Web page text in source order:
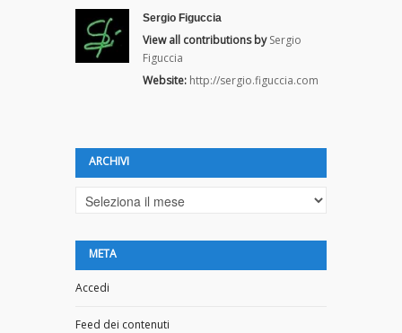
Sergio Figuccia
View all contributions by Sergio
Figuccia
Website: http://sergio.figuccia.com
ARCHIVI
Archivi
META
Accedi
Feed dei contenuti